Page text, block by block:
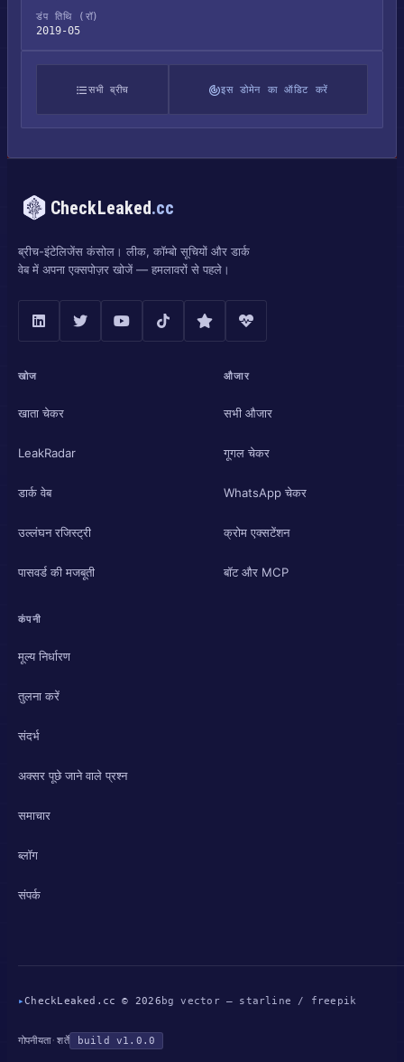
डंप तिथि (रॉ)
2019-05
सभी ब्रीच इस डोमेन का ऑडिट करें
CheckLeaked.cc
ब्रीच-इंटेलिजेंस कंसोल। लीक, कॉम्बो सूचियों और डार्क
वेब में अपना एक्सपोज़र खोजें — हमलावरों से पहले।
खोज
खाता चेकर
LeakRadar
डार्क वेब
उल्लंघन रजिस्ट्री
पासवर्ड की मजबूती
औजार
सभी औजार
गूगल चेकर
WhatsApp चेकर
क्रोम एक्सटेंशन
बॉट और MCP
कंपनी
मूल्य निर्धारण
तुलना करें
संदर्भ
अक्सर पूछे जाने वाले प्रश्न
समाचार
ब्लॉग
संपर्क
▸CheckLeaked.cc © 2026 bg vector — starline / freepik
गोपनीयता·शर्तें build v1.0.0